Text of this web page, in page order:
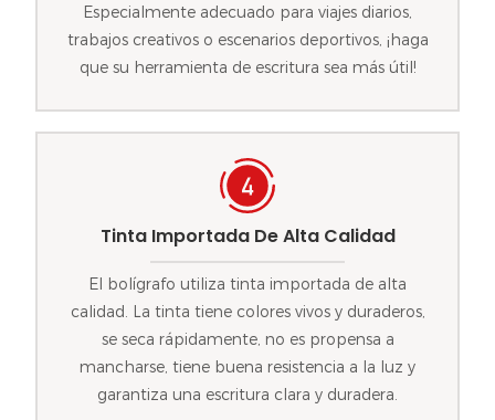
Especialmente adecuado para viajes diarios,
trabajos creativos o escenarios deportivos, ¡haga
que su herramienta de escritura sea más útil!
Tinta Importada De Alta Calidad
El bolígrafo utiliza tinta importada de alta
calidad. La tinta tiene colores vivos y duraderos,
se seca rápidamente, no es propensa a
mancharse, tiene buena resistencia a la luz y
garantiza una escritura clara y duradera.